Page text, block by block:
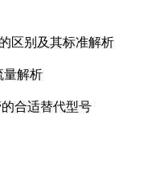
区别及其标准解析
量解析
的合适替代型号